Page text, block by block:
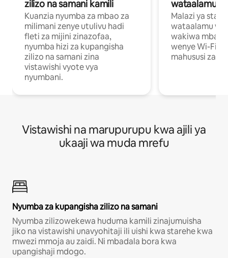
zilizo na samani kamili
Kuanzia nyumba za mbao za
milimani zenye utulivu hadi
fleti za mijini zinazofaa,
nyumba hizi za kupangisha
zilizo na samani zina
vistawishi vyote vya
nyumbani.
wataalamu
Malazi ya
wataalamu
wakiwa mbali
wenye Wi-Fi
mahususi za
Vistawishi na marupurupu kwa ajili ya
ukaaji wa muda mrefu
Nyumba za kupangisha zilizo na samani
Nyumba zilizowekewa huduma kamili zinajumuisha
jiko na vistawishi unavyohitaji ili uishi kwa starehe kwa
mwezi mmoja au zaidi. Ni mbadala bora kwa
upangishaji mdogo.